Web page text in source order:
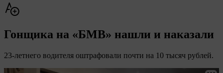
Гонщика на «БМВ» нашли и наказали
23-летнего водителя оштрафовали почти на 10 тысяч рублей.